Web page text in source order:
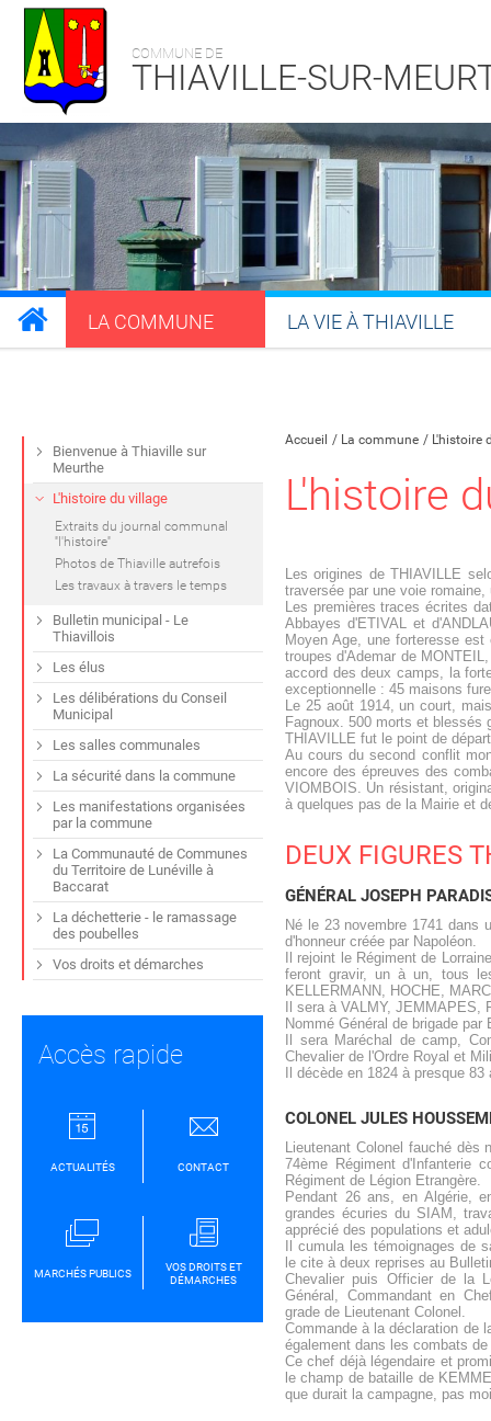
COMMUNE DE
THIAVILLE-SUR-
LA COMMUNE LA VIE À THIAVILLE
Accueil La commune L'histoire
L'histoire
Les origines de THIAVILLE
traversée par une voie
Les premières traces écrites
Abbayes d'ETIVAL et
Moyen Age, une forteresse
troupes d'Ademar de
accord des deux camps, la
exceptionnelle : 45 maisons
Le 25 août 1914, un court,
Fagnoux. 500 morts et blessés
THIAVILLE fut le point de
Au cours du second conflit
encore des épreuves des
VIOMBOIS. Un résistant,
à quelques pas de la Mairie et
DEUX FIGURES
GÉNÉRAL JOSEPH
Né le 23 novembre 1741 dans
d'honneur créée par Napoléon.
Il rejoint le Régiment de
feront gravir, un à un, tous
KELLERMANN, HOCHE,
Il sera à VALMY,
Nommé Général de brigade
Il sera Maréchal de camp,
Chevalier de l'Ordre Royal et
Il décède en 1824 à presque 83
COLONEL JULES
Lieutenant Colonel fauché
74ème Régiment d'Infanterie
Régiment de Légion Etrangère.
Pendant 26 ans, en Algérie,
grandes écuries du SIAM,
apprécié des populations et
Il cumula les témoignages de
le cite à deux reprises au
Chevalier puis Officier de la
Général, Commandant en
grade de Lieutenant Colonel.
Commande à la déclaration de
également dans les combats
Ce chef déjà légendaire et
le champ de bataille de
que durait la campagne, pas
Bienvenue à Thiaville sur
Meurthe
L'histoire du village
Extraits du journal communal
''l'histoire''
Photos de Thiaville autrefois
Les travaux à travers le temps
Bulletin municipal - Le
Thiavillois
Les élus
Les délibérations du Conseil
Municipal
Les salles communales
La sécurité dans la commune
Les manifestations organisées
par la commune
La Communauté de Communes
du Territoire de Lunéville à
Baccarat
La déchetterie - le ramassage
des poubelles
Vos droits et démarches
Accès rapide
ACTUALITÉS CONTACT
MARCHÉS PUBLICS
VOS DROITS ET
DÉMARCHES